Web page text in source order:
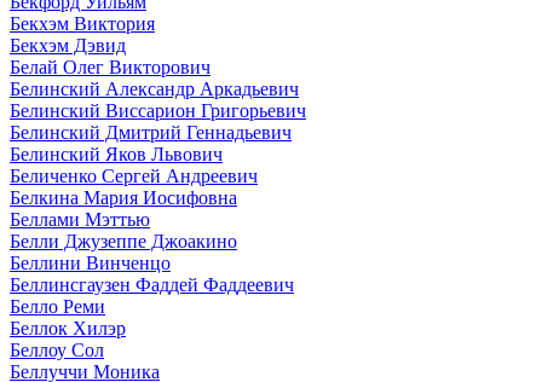
Бекхэм Виктория
Бекхэм Дэвид
Белай Олег Викторович
Белинский Александр Аркадьевич
Белинский Виссарион Григорьевич
Белинский Дмитрий Геннадьевич
Белинский Яков Львович
Беличенко Сергей Андреевич
Белкина Мария Иосифовна
Беллами Мэттью
Белли Джузеппе Джоакино
Беллини Винченцо
Беллинсгаузен Фаддей Фаддеевич
Белло Реми
Беллок Хилэр
Беллоу Сол
Беллуччи Моника